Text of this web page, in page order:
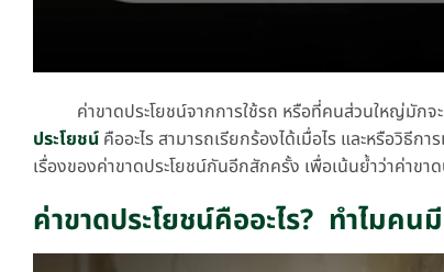
ค่าขาดประโยชน์จากการใช้รถ หรือที่คนส่วนใหญ่มักจะเ
ประโยชน์ คืออะไร สามารถเรียกร้องได้เมื่อไร และหรือวิธี
เรื่องของค่าขาดประโยชน์กันอีกสักครั้ง เพื่อเน้นย้ำว่าค่าขา
ค่าขาดประโยชน์คืออะไร? ทำไมคน